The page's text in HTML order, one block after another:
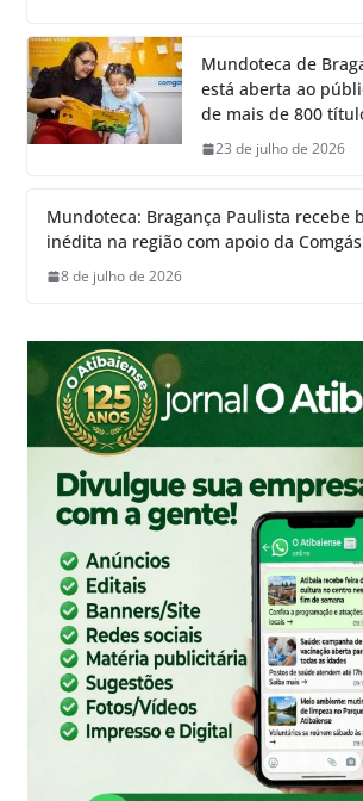
Mundoteca de
está aberta ao
de mais de 800
23 de julho de 2026
Mundoteca: Bragança Paulista recebe
inédita na região com apoio da Comgás
8 de julho de 2026